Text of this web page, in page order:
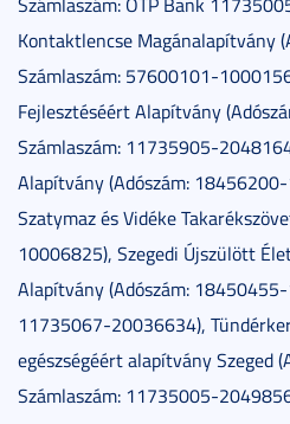
Kontaktlencse Magánalapítvány
Számlaszám: 57600101-
Fejlesztéséért Alapítvány
Számlaszám: 11735905-
Alapítvány (Adószám:
Szatymaz és Vidéke
10006825), Szegedi Újszülött
Alapítvány (Adószám:
11735067-20036634),
egészségéért alapítvány Szeged
Számlaszám: 11735005-